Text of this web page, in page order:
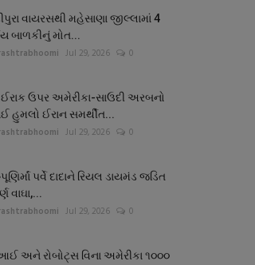
વાયરસથી મહેસાણા જીલ્લામાં 4
બાળકીનું મોત...
Jul 29, 2026 0
ઉપર અમેરીકા-સાઉદી અરબનો
હુમલો ઈરાન સમર્થીત...
Jul 29, 2026 0
પર્વે દાદાને રિયલ ડાયમંડ જડિત
વાઘા,...
Jul 29, 2026 0
અને રોબોટ્સ વિના અમેરીકા ૧૦૦૦